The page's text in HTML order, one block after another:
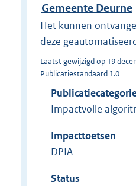
Gemeente Deurne
Het kunnen
deze
Laatst gewijzigd op 19
Publicatiestandaard 1.0
Impactvolle
Impacttoetsen
DPIA
Status